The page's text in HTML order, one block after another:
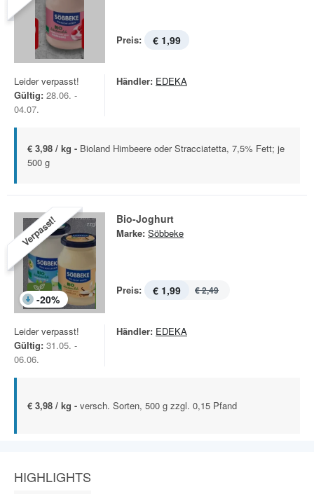
Preis: € 1,99
Leider verpasst!
Gültig: 28.06. -
04.07.
Händler: EDEKA
€ 3,98 / kg - Bioland Himbeere oder Stracciatetta, 7,5% Fett; je
500 g
Verpasst!
-20%
Bio-Joghurt
Marke: Söbbeke
Preis: € 1,99 € 2,49
Leider verpasst!
Gültig: 31.05. -
06.06.
Händler: EDEKA
€ 3,98 / kg - versch. Sorten, 500 g zzgl. 0,15 Pfand
HIGHLIGHTS